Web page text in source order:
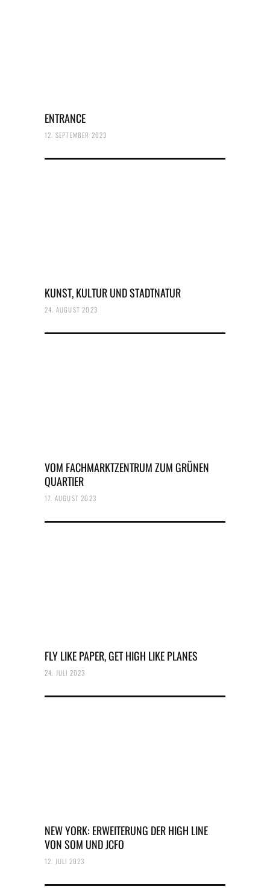
ENTRANCE
12. SEPTEMBER 2023
KUNST, KULTUR UND STADTNATUR
24. AUGUST 2023
VOM FACHMARKTZENTRUM ZUM GRÜNEN
QUARTIER
17. AUGUST 2023
FLY LIKE PAPER, GET HIGH LIKE PLANES
24. JULI 2023
NEW YORK: ERWEITERUNG DER HIGH LINE
VON SOM UND JCFO
12. JULI 2023